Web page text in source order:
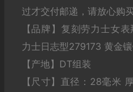
过才交付邮递，请放心购买
【品牌】复刻劳力士女
力士日志型279173 黄金
【产地】DT组装
【尺寸】直径：28毫米